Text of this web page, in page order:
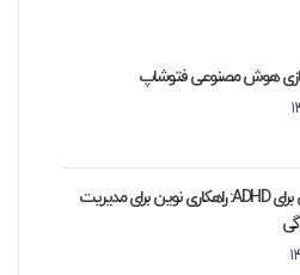
هوش مصنوعی فتوشاپ
هوش مصنوعی برای ADHD: راهکاری نوین برای مدیریت